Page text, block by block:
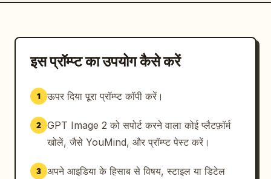
इस प्रॉम्प्ट का उपयोग कैसे करें
1 ऊपर दिया पूरा प्रॉम्प्ट कॉपी करें।
2 GPT Image 2 को सपोर्ट करने वाला कोई प्लैटफ़ॉर्म
खोलें, जैसे YouMind, और प्रॉम्प्ट पेस्ट करें।
3 अपने आइडिया के हिसाब से विषय, स्टाइल या डिटेल